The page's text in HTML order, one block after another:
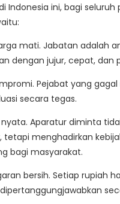
Indonesia ini, bagi seluruh
mati. Jabatan adalah
dengan jujur, cepat, dan
Pejabat yang
secara tegas.
nyata. Aparatur diminta
tetapi menghadirkan
bagi masyarakat.
bersih. Setiap rupiah